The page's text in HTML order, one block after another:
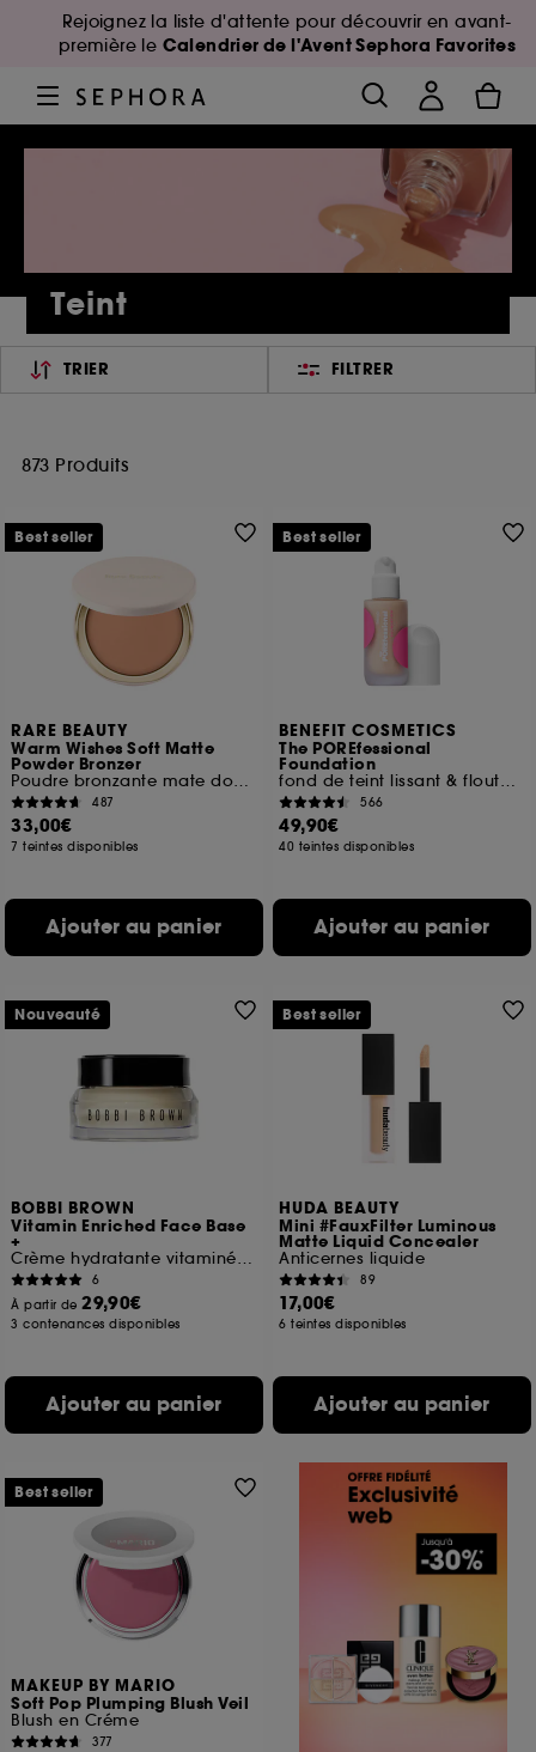
Rejoignez la liste d'attente pour découvrir en avant-
première le Calendrier de l'Avent Sephora Favorites
Teint
TRIER FILTRER
873 Produits
RARE BEAUTY
Warm Wishes Soft Matte
Powder Bronzer
Poudre bronzante mate douce
487
33,00€
7 teintes disponibles
Ajouter au panier
Best seller
BENEFIT COSMETICS
The POREfessional
Foundation
fond de teint lissant & floutant à la niacinamide
566
49,90€
40 teintes disponibles
Ajouter au panier
Best seller
BOBBI BROWN
Vitamin Enriched Face Base
+
Crème hydratante vitaminée & base de maquillage
6
À partir de29,90€
3 contenances disponibles
Ajouter au panier
Nouveauté
HUDA BEAUTY
Mini #FauxFilter Luminous
Matte Liquid Concealer
Anticernes liquide
89
17,00€
6 teintes disponibles
Ajouter au panier
Best seller
MAKEUP BY MARIO
Soft Pop Plumping Blush Veil
Blush en Créme
377
Best seller